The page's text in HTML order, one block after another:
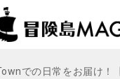
での日常をお届け！